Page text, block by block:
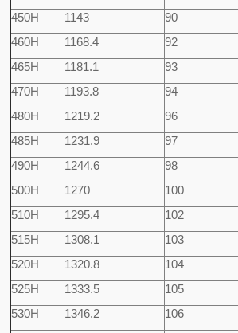
450H
1143 90
460H
1168.4 92
465H
1181.1 93
470H
1193.8 94
480H
1219.2 96
485H
1231.9 97
490H
1244.6 98
500H
1270 100
510H
1295.4 102
515H
1308.1 103
520H
1320.8 104
525H
1333.5 105
530H
1346.2 106